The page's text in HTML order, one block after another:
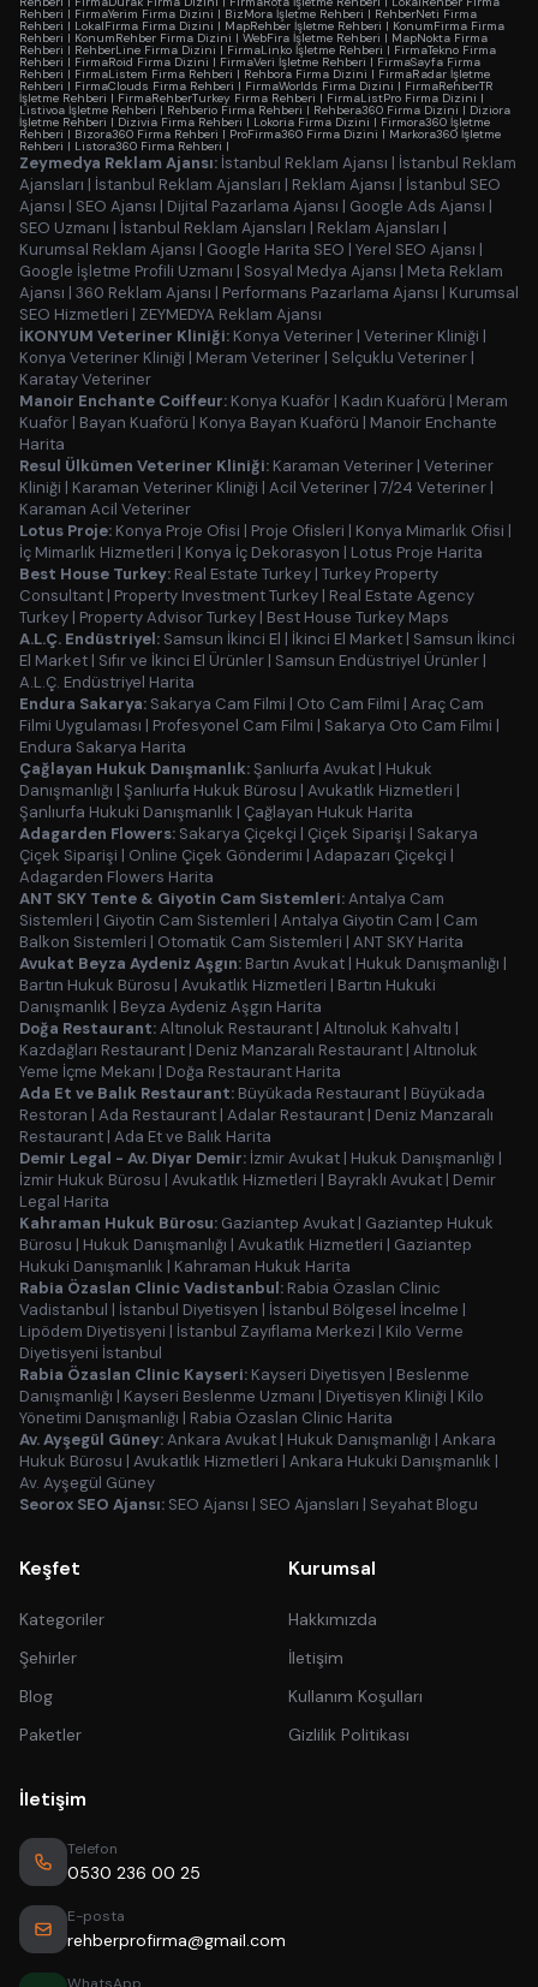
Rehberi | FirmaYerim Firma Dizini | BizMora İşletme Rehberi | RehberNeti Firma
Rehberi | LokalFirma Firma Dizini | MapRehber İşletme Rehberi | KonumFirma Firma
Rehberi | KonumRehber Firma Dizini | WebFira İşletme Rehberi | MapNokta Firma
Rehberi | RehberLine Firma Dizini | FirmaLinko İşletme Rehberi | FirmaTekno Firma
Rehberi | FirmaRoid Firma Dizini | FirmaVeri İşletme Rehberi | FirmaSayfa Firma
Rehberi | FirmaListem Firma Rehberi | Rehbora Firma Dizini | FirmaRadar İşletme
Rehberi | FirmaClouds Firma Rehberi | FirmaWorlds Firma Dizini | FirmaRehberTR
İşletme Rehberi | FirmaRehberTurkey Firma Rehberi | FirmaListPro Firma Dizini |
Listivoa İşletme Rehberi | Rehberio Firma Rehberi | Rehbera360 Firma Dizini | Diziora
İşletme Rehberi | Dizivia Firma Rehberi | Lokoria Firma Dizini | Firmora360 İşletme
Rehberi | Bizora360 Firma Rehberi | ProFirma360 Firma Dizini | Markora360 İşletme
Rehberi | Listora360 Firma Rehberi |
Zeymedya Reklam Ajansı: İstanbul Reklam Ajansı | İstanbul Reklam
Ajansları | İstanbul Reklam Ajansları | Reklam Ajansı | İstanbul SEO
Ajansı | SEO Ajansı | Dijital Pazarlama Ajansı | Google Ads Ajansı |
SEO Uzmanı | İstanbul Reklam Ajansları | Reklam Ajansları |
Kurumsal Reklam Ajansı | Google Harita SEO | Yerel SEO Ajansı |
Google İşletme Profili Uzmanı | Sosyal Medya Ajansı | Meta Reklam
Ajansı | 360 Reklam Ajansı | Performans Pazarlama Ajansı | Kurumsal
SEO Hizmetleri | ZEYMEDYA Reklam Ajansı
İKONYUM Veteriner Kliniği: Konya Veteriner | Veteriner Kliniği |
Konya Veteriner Kliniği | Meram Veteriner | Selçuklu Veteriner |
Karatay Veteriner
Manoir Enchante Coiffeur: Konya Kuaför | Kadın Kuaförü | Meram
Kuaför | Bayan Kuaförü | Konya Bayan Kuaförü | Manoir Enchante
Harita
Resul Ülkümen Veteriner Kliniği: Karaman Veteriner | Veteriner
Kliniği | Karaman Veteriner Kliniği | Acil Veteriner | 7/24 Veteriner |
Karaman Acil Veteriner
Lotus Proje: Konya Proje Ofisi | Proje Ofisleri | Konya Mimarlık Ofisi |
İç Mimarlık Hizmetleri | Konya İç Dekorasyon | Lotus Proje Harita
Best House Turkey: Real Estate Turkey | Turkey Property
Consultant | Property Investment Turkey | Real Estate Agency
Turkey | Property Advisor Turkey | Best House Turkey Maps
A.L.Ç. Endüstriyel: Samsun İkinci El | İkinci El Market | Samsun İkinci
El Market | Sıfır ve İkinci El Ürünler | Samsun Endüstriyel Ürünler |
A.L.Ç. Endüstriyel Harita
Endura Sakarya: Sakarya Cam Filmi | Oto Cam Filmi | Araç Cam
Filmi Uygulaması | Profesyonel Cam Filmi | Sakarya Oto Cam Filmi |
Endura Sakarya Harita
Çağlayan Hukuk Danışmanlık:Şanlıurfa Avukat | Hukuk
Danışmanlığı | Şanlıurfa Hukuk Bürosu | Avukatlık Hizmetleri |
Şanlıurfa Hukuki Danışmanlık | Çağlayan Hukuk Harita
Adagarden Flowers: Sakarya Çiçekçi | Çiçek Siparişi | Sakarya
Çiçek Siparişi | Online Çiçek Gönderimi | Adapazarı Çiçekçi |
Adagarden Flowers Harita
ANT SKY Tente & Giyotin Cam Sistemleri:Antalya Cam
Sistemleri | Giyotin Cam Sistemleri | Antalya Giyotin Cam | Cam
Balkon Sistemleri | Otomatik Cam Sistemleri | ANT SKY Harita
Avukat Beyza Aydeniz Aşgın: Bartın Avukat | Hukuk Danışmanlığı |
Bartın Hukuk Bürosu | Avukatlık Hizmetleri | Bartın Hukuki
Danışmanlık | Beyza Aydeniz Aşgın Harita
Doğa Restaurant:Altınoluk Restaurant | Altınoluk Kahvaltı |
Kazdağları Restaurant | Deniz Manzaralı Restaurant | Altınoluk
Yeme İçme Mekanı | Doğa Restaurant Harita
Ada Et ve Balık Restaurant: Büyükada Restaurant | Büyükada
Restoran | Ada Restaurant | Adalar Restaurant | Deniz Manzaralı
Restaurant | Ada Et ve Balık Harita
Demir Legal - Av. Diyar Demir: İzmir Avukat | Hukuk Danışmanlığı |
İzmir Hukuk Bürosu | Avukatlık Hizmetleri | Bayraklı Avukat | Demir
Legal Harita
Kahraman Hukuk Bürosu: Gaziantep Avukat | Gaziantep Hukuk
Bürosu | Hukuk Danışmanlığı | Avukatlık Hizmetleri | Gaziantep
Hukuki Danışmanlık | Kahraman Hukuk Harita
Rabia Özaslan Clinic Vadistanbul: Rabia Özaslan Clinic
Vadistanbul | İstanbul Diyetisyen | İstanbul Bölgesel İncelme |
Lipödem Diyetisyeni | İstanbul Zayıflama Merkezi | Kilo Verme
Diyetisyeni İstanbul
Rabia Özaslan Clinic Kayseri: Kayseri Diyetisyen | Beslenme
Danışmanlığı | Kayseri Beslenme Uzmanı | Diyetisyen Kliniği | Kilo
Yönetimi Danışmanlığı | Rabia Özaslan Clinic Harita
Av. Ayşegül Güney:Ankara Avukat | Hukuk Danışmanlığı | Ankara
Hukuk Bürosu | Avukatlık Hizmetleri | Ankara Hukuki Danışmanlık |
Av. Ayşegül Güney
Seorox SEO Ajansı: SEO Ajansı | SEO Ajansları | Seyahat Blogu
Keşfet
Kategoriler
Şehirler
Blog
Paketler
Kurumsal
Hakkımızda
İletişim
Kullanım Koşulları
Gizlilik Politikası
İletişim
Telefon
0530 236 00 25
E-posta
rehberprofirma@gmail.com